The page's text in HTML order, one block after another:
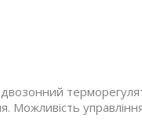
Можливість